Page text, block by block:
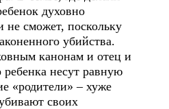
духовно
сможет, поскольку
убийства.
канонам и отец и
ребенка несут равную
«родители» – хуже
своих